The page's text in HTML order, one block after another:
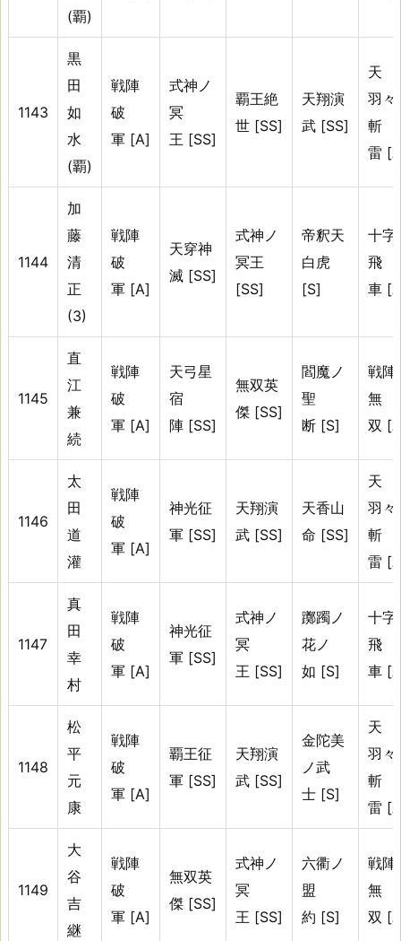
(覇)
1143
黒
田
如
水
(覇)
戦陣
破
軍 [A]
式神ノ
冥
王 [SS]
覇王絶
世 [SS]
天翔演
武 [SS]
天
羽々
斬
雷
1144
加
藤
清
正
(3)
戦陣
破
軍 [A]
天穿神
滅 [SS]
式神ノ
冥王
[SS]
帝釈天
白虎
[S]
十字
飛
車
1145
直
江
兼
続
戦陣
破
軍 [A]
天弓星
宿
陣 [SS]
無双英
傑 [SS]
閻魔ノ
聖
断 [S]
戦陣
無
双
1146
太
田
道
灌
戦陣
破
軍 [A]
神光征
軍 [SS]
天翔演
武 [SS]
天香山
命 [SS]
天
羽々
斬
雷
1147
真
田
幸
村
戦陣
破
軍 [A]
神光征
軍 [SS]
式神ノ
冥
王 [SS]
躑躅ノ
花ノ
如 [S]
十字
飛
車
1148
松
平
元
康
戦陣
破
軍 [A]
覇王征
軍 [SS]
天翔演
武 [SS]
金陀美
ノ武
士 [S]
天
羽々
斬
雷
1149
大
谷
吉
継
戦陣
破
軍 [A]
無双英
傑 [SS]
式神ノ
冥
王 [SS]
六衢ノ
盟
約 [S]
戦陣
無
双